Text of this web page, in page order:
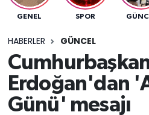
GENEL SPOR
HABERLER GÜNCEL
Erdoğan'dan
Günü' mesajı
SAĞLIK
EĞİTİM
SİYASET
MAGAZİN
Süper Lig Puan
Tüm Manşetler
Son Dakika Haberleri
Haber Arşivi